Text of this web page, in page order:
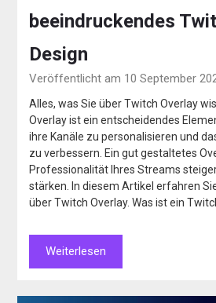
beeindruckendes
Design
Veröffentlicht am 10 September
Alles, was Sie über Twitch Overlay
Overlay ist ein entscheidendes
ihre Kanäle zu personalisieren und
zu verbessern. Ein gut gestaltetes
Professionalität Ihres Streams
stärken. In diesem Artikel erfahren
über Twitch Overlay. Was ist ein
Weiterlesen